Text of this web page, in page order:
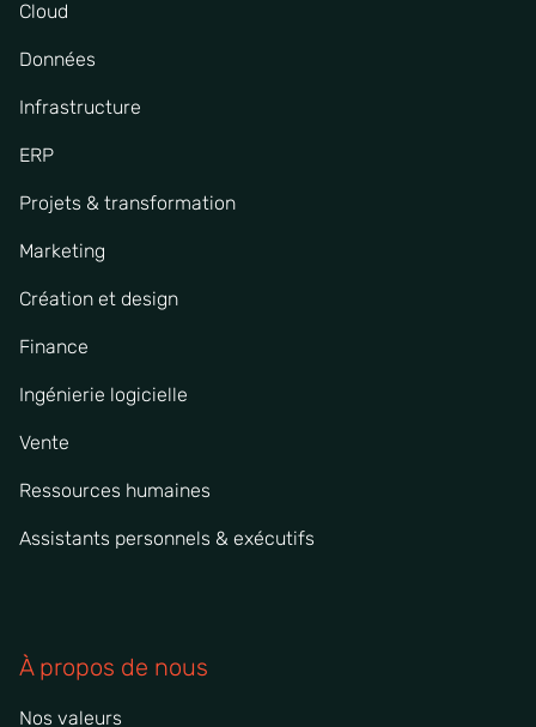
Cloud
Données
Infrastructure
ERP
Projets & transformation
Marketing
Création et design
Finance
Ingénierie logicielle
Vente
Ressources humaines
Assistants personnels & exécutifs
À propos de nous
Nos valeurs